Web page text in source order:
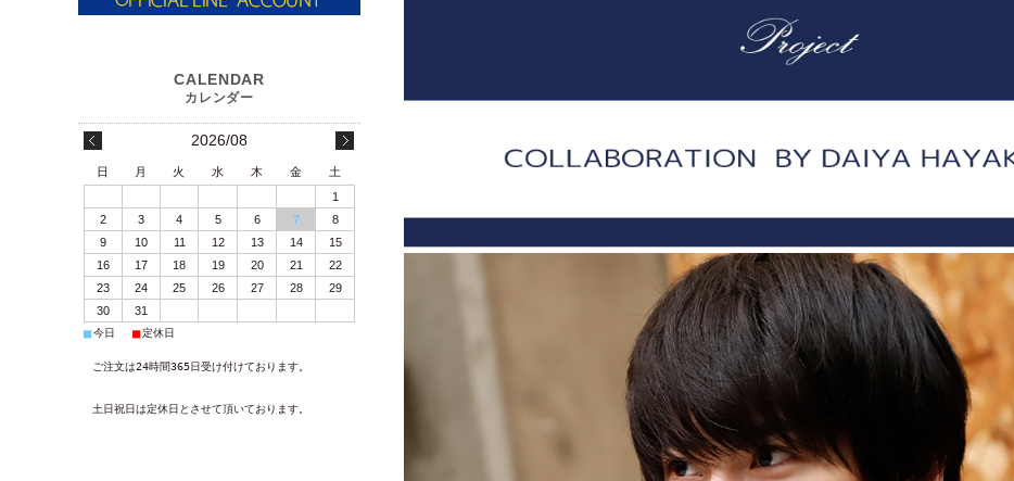
2026/08
日 月 火 水 木 金
土
1
2
3 4 5 6 7
8
9
10 11 12 13 14
15
16
17 18 19 20 21
22
23
24 25 26 27 28
29
30
31
■今日 ■定休日
ご注文は24時間365日受け付けております。
土日祝日は定休日とさせて頂いております。